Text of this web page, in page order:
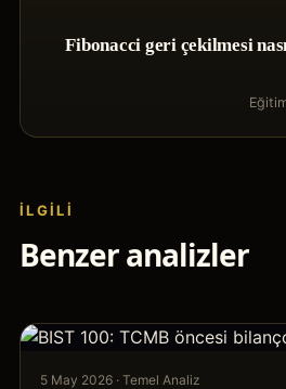
Fibonacci geri çekilmesi
İLGILI
Benzer analizler
5 May 2026 · Temel Analiz